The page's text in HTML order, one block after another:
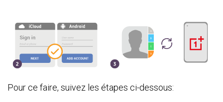
Pour ce faire, suivez les étapes ci-dessous: